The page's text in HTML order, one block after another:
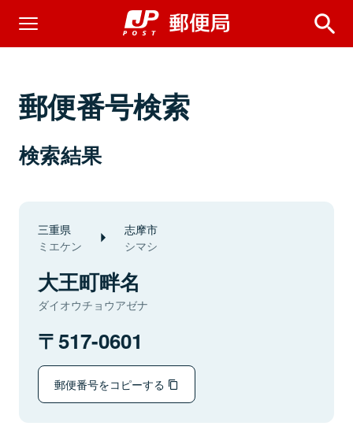
郵便番号検索
検索結果
三重県
ミエケン
志摩市
シマシ
大王町畔名
ダイオウチョウアゼナ
517-0601
郵便番号をコピーする